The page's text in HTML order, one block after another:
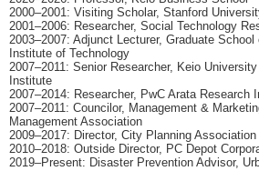
2000–2001: Visiting Scholar, Stanford
2001–2006: Researcher, Social Technology
2003–2007: Adjunct Lecturer, Graduate
Institute of Technology
2007–2011: Senior Researcher, Keio
Institute
2007–2014: Researcher, PwC Arata Research
2007–2011: Councilor, Management &
Management Association
2009–2017: Director, City Planning
2010–2018: Outside Director, PC Depot
2019–Present: Disaster Prevention Advisor,